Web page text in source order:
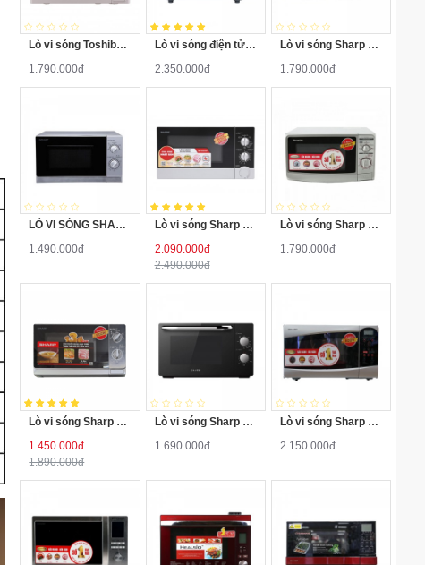
Kích
Kích thước sản phẩm: Kích thước khoang
lò: 328x329x233 mm, Kích thước sản
phẩm: 469x381x280 mm
báo: Có
XUẤT XỨ & BẢO HÀNH
Năm ra
mắt
2024
Trung Quốc
hành
12 Tháng
Lò vi sóng Toshiba ER-SGS20
1.790.000đ
Lò vi sóng điện tử có nướng Toshiba ER-SGS23(S1)VN
2.350.000đ
Lò vi sóng Sharp R-20A1SVN 22L
1.790.000đ
LÒ VI SÓNG SHARP R-202VN-S
1.490.000đ
Lò vi sóng Sharp cơ 23L R-G302VN-S
2.090.000đ
2.490.000đ
Lò vi sóng Sharp R-21A1SVN 22 lít
1.790.000đ
Lò vi sóng Sharp cơ 20 Lít R-205VN-S
1.450.000đ
1.890.000đ
Lò vi sóng Sharp R-G224VN-S 20 lít
1.690.000đ
Lò vi sóng Sharp R-289VN(W) 22L
2.150.000đ